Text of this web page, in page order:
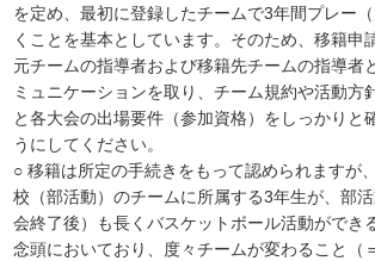
を定め、最初に登録したチームで3年間プレー
くことを基本としています。そのため、移籍申
元チームの指導者および移籍先チームの指導者
ミュニケーションを取り、チーム規約や活動方
と各大会の出場要件（参加資格）をしっかりと
うにしてください。
○ 移籍は所定の手続きをもって認められますが
校（部活動）のチームに所属する3年生が、部
会終了後）も長くバスケットボール活動ができ
念頭においており、度々チームが変わること（